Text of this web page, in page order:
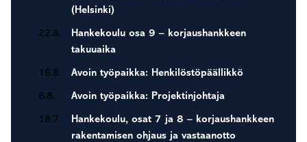
(Helsinki)
22.8.
Hankekoulu osa 9 – korjaushankkeen
takuuaika
16.8. Avoin työpaikka: Henkilöstöpäällikkö
6.8. Avoin työpaikka: Projektinjohtaja
18.7.
Hankekoulu, osat 7 ja 8 – korjaushankkeen
rakentamisen ohjaus ja vastaanotto